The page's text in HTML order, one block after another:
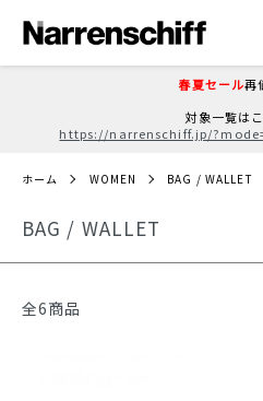
春夏セール再
対象一覧はこ
https://narrenschiff.jp/
ホーム WOMEN BAG / WALLET
BAG / WALLET
全6商品